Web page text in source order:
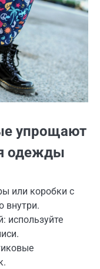
упрощают
одежды
или коробки с
внутри.
используйте